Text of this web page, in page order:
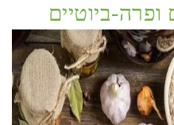
ופרה-ביוטיים